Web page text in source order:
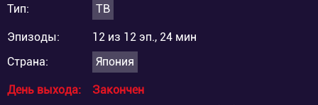
Тип: ТВ
Эпизоды:
12 из 12 эп., 24 мин
Страна:
Япония
День выхода:
Закончен